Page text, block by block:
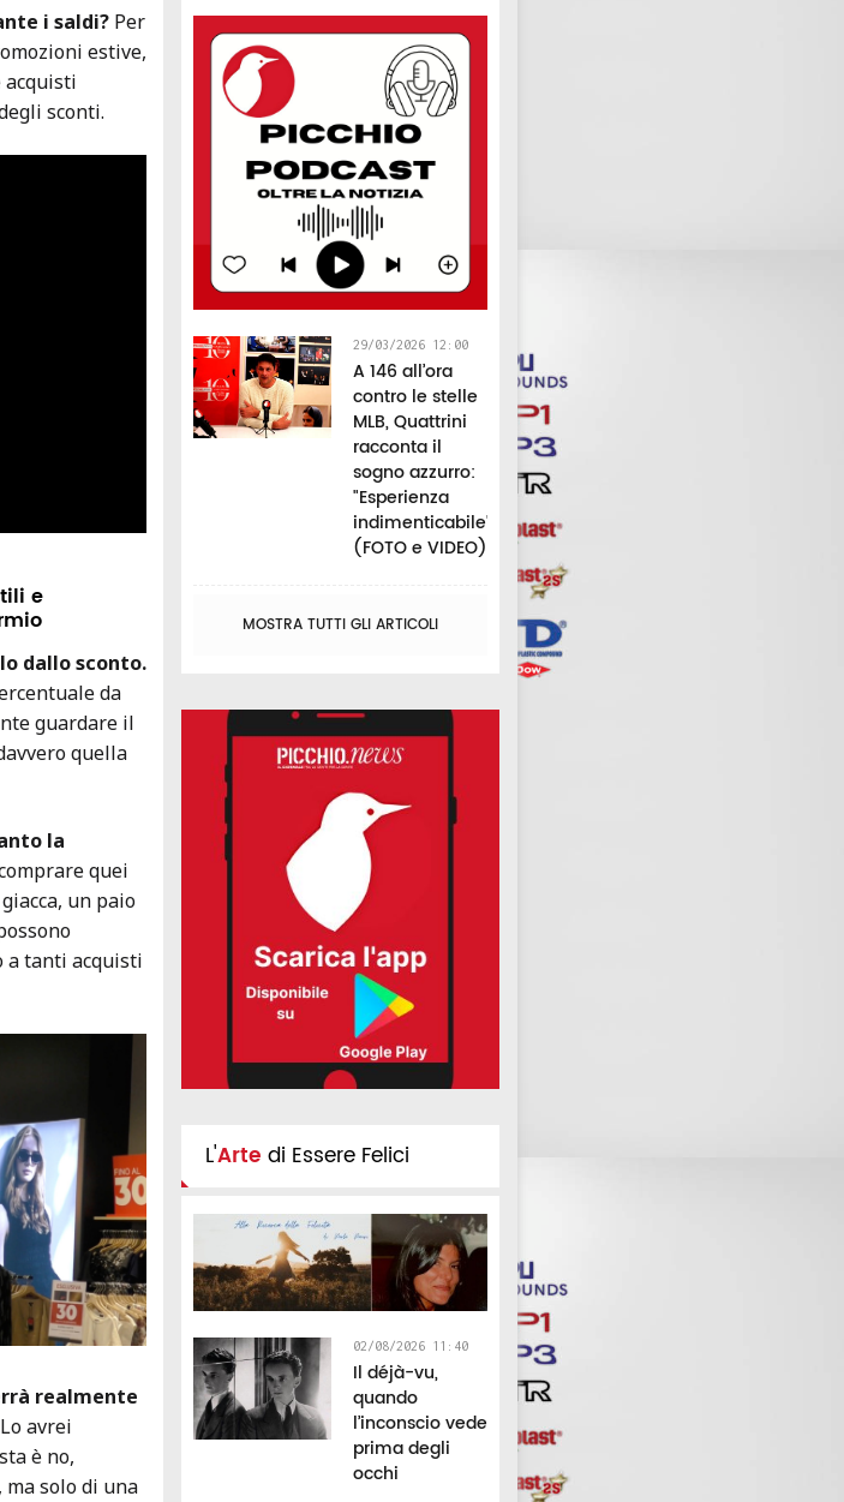
i saldi? Per
estive,
sconti.
e
dallo sconto.
da
guardare il
quella
la
quei
un paio
tanti acquisti
realmente
avrei
è no,
solo di una
29/03/2026 12:00
A 146 all’ora
contro le stelle
MLB, Quattrini
racconta il
sogno azzurro:
"Esperienza
indimenticabile"
(FOTO e VIDEO)
MOSTRA TUTTI GLI ARTICOLI
L'Arte di Essere Felici
02/08/2026 11:40
Il déjà-vu,
quando
l’inconscio vede
prima degli
occhi